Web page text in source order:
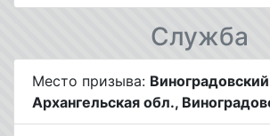
Служба
Место призыва:
Архангельская обл.,